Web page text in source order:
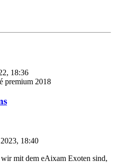
18:36
premium 2018
18:40
mit dem eAixam Exoten sind,